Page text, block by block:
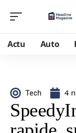
Actu Auto
Tech 4